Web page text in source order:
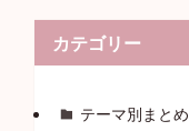
カテゴリー
テーマ別まとめ